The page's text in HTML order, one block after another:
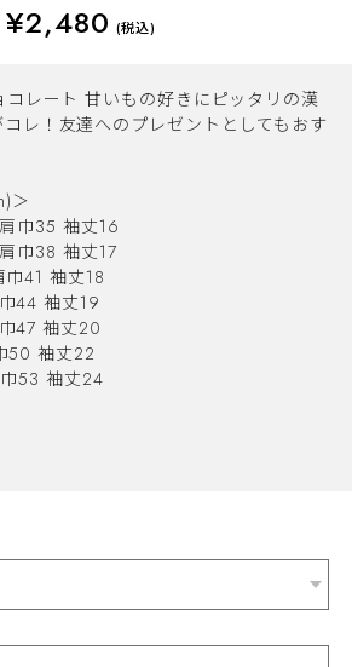
¥2,480 (税込)
レート 甘いもの好きにピッタリの漢
レ！友達へのプレゼントとしてもおす
＞
巾35 袖丈16
巾38 袖丈17
41 袖丈18
44 袖丈19
47 袖丈20
50 袖丈22
53 袖丈24